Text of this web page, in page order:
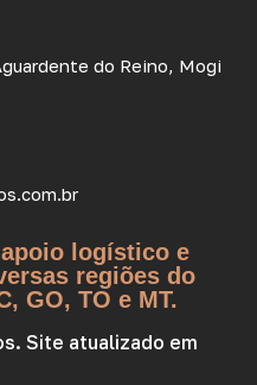
do Reino, Mogi
logístico e
regiões do
GO, TO e MT.
Site atualizado em